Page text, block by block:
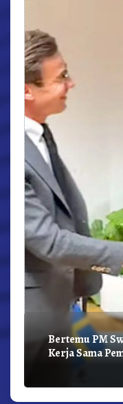
Bertemu PM
Kerja Sama